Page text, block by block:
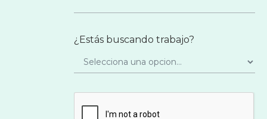
¿Estás buscando trabajo?